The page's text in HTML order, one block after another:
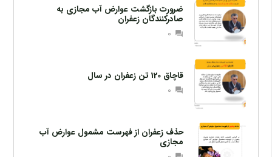
ضرورت بازگشت عوارض آب مجازی به
صادرکنندگان زعفران
question_answer
0
قاچاق 120 تن زعفران در سال
question_answer
0
حذف زعفران از فهرست مشمول عوارض آب
مجازی